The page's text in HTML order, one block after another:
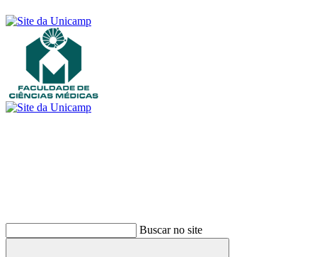
Buscar no site